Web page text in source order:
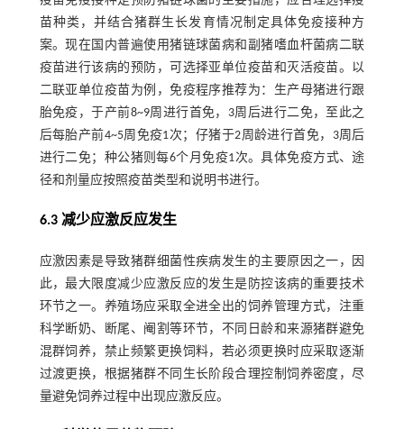
苗种类，并结合猪群生长发育情况制定具体免疫接种方
案。现在国内普遍使用猪链球菌病和副猪嗜血杆菌病二联
疫苗进行该病的预防，可选择亚单位疫苗和灭活疫苗。以
二联亚单位疫苗为例，免疫程序推荐为：生产母猪进行跟
胎免疫，于产前8~9周进行首免，3周后进行二免，至此之
后每胎产前4~5周免疫1次；仔猪于2周龄进行首免，3周后
进行二免；种公猪则每6个月免疫1次。具体免疫方式、途
径和剂量应按照疫苗类型和说明书进行。
6.3 减少应激反应发生
应激因素是导致猪群细菌性疾病发生的主要原因之一，因
此，最大限度减少应激反应的发生是防控该病的重要技术
环节之一。养殖场应采取全进全出的饲养管理方式，注重
科学断奶、断尾、阉割等环节，不同日龄和来源猪群避免
混群饲养，禁止频繁更换饲料，若必须更换时应采取逐渐
过渡更换，根据猪群不同生长阶段合理控制饲养密度，尽
量避免饲养过程中出现应激反应。